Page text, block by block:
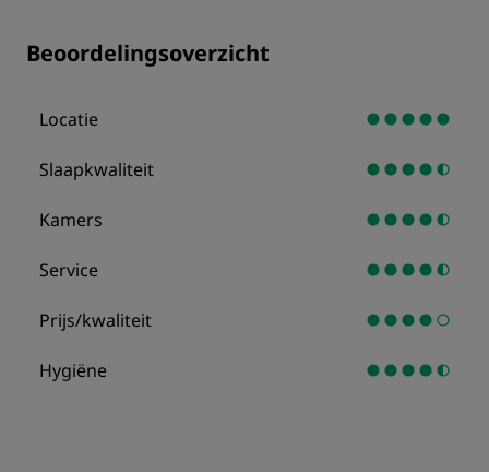
Beoordelingsoverzicht
Locatie
Slaapkwaliteit
Kamers
Service
Prijs/kwaliteit
Hygiëne